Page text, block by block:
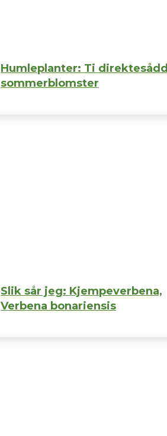
Humleplanter: Ti
sommerblomster
Slik sår jeg: Kjempeverbena,
Verbena bonariensis